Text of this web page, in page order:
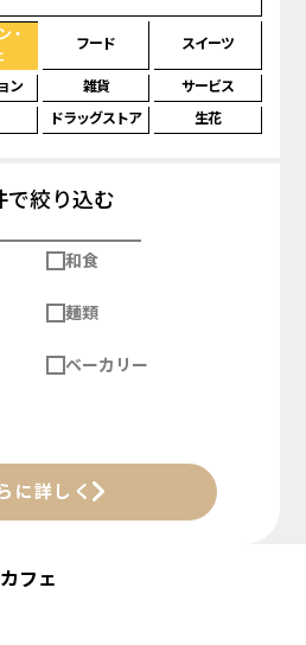
・
フード スイーツ
ン 雑貨
サービス
ドラッグストア 生花
で絞り込む
和食
麺類
ベーカリー
に詳しく
フェ